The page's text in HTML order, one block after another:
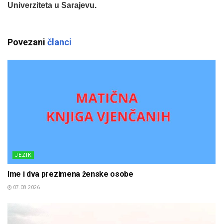
Univerziteta u Sarajevu.
Povezani članci
JEZIK
Ime i dva prezimena ženske osobe
07.08.2026